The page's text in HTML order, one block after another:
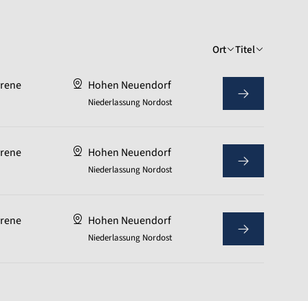
Ort Titel
Hohen Neuendorf
Niederlassung Nordost
Hohen Neuendorf
Niederlassung Nordost
Hohen Neuendorf
Niederlassung Nordost